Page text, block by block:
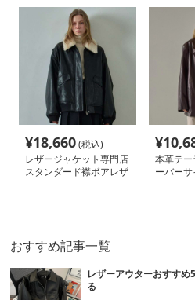
¥18,660(税込)
レザージャケット専門店
スタンダード襟ボアレザ
¥
本革テ
ーバー
おすすめ記事一覧
レザーアウターおすすめ
る